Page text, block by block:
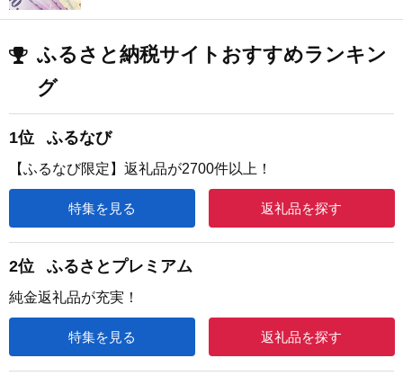
ふるさと納税サイトおすすめランキン
グ
1位 ふるなび
【ふるなび限定】返礼品が2700件以上！
特集を見る 返礼品を探す
2位 ふるさとプレミアム
純金返礼品が充実！
特集を見る 返礼品を探す